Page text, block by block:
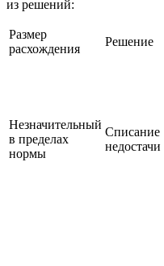
из решений:
Размер
расхождения
Решение
Незначительный
в пределах
нормы
Списание
недостачи